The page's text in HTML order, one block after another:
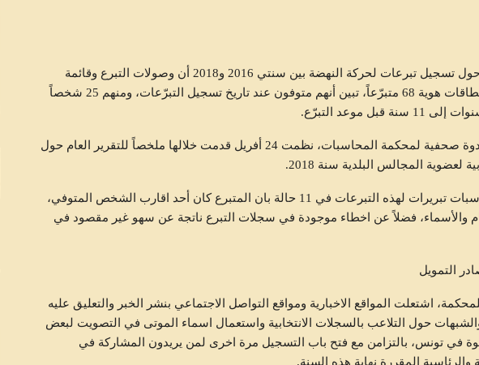
كشف تقرير محكمة المحاسبات حول تسجيل تبرعات لحركة النهضة بين سنتي 2016 و2018 أن وصولات التبرع وقائمة
التبرعات تضمنت هويّات وأرقام بطاقات هوية 68 متبرّعاً، تبين أنهم متوفون عند تاريخ تسجيل التبرّعات، ومنهم 25 شخصاً
موعد التبرّع.
وجاء هذا الاعلان المفاجئ خلال ندوة صحفية لمحكمة المحاسبات، نظمت 24 أفريل قدمت خلالها ملخصاً للتقرير العام حول
لعضوية المجالس البلدية سنة 2018.
حركة النهضة قدمت لدائرة المحاسبات تبريرات لهذه التبرعات في 11 حالة بان المتبرع كان أحد اقارب الشخص المتوفي،
والأسماء، فضلاً عن اخطاء موجودة في سجلات التبرع ناتجة عن سهو غير مقصود في
التمويل
اشتعلت المواقع الاخبارية ومواقع التواصل الاجتماعي بنشر الخبر والتعليق عليه
حول التلاعب بالسجلات الانتخابية واستعمال اسماء الموتى في التصويت لبعض
في تونس، بالتزامن مع فتح باب التسجيل مرة اخرى لمن يريدون المشاركة في
والرئاسية المقررة نهاية هذه السنة.
متابعات